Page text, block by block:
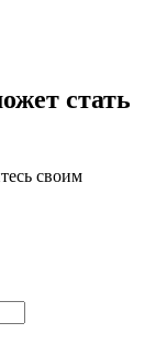
стать
своим